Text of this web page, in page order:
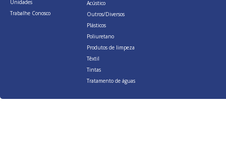
Unidades
Trabalhe Conosco
Acústico
Outros/Diversos
Plásticos
Poliuretano
Produtos de limpeza
Têxtil
Tintas
Tratamento de águas